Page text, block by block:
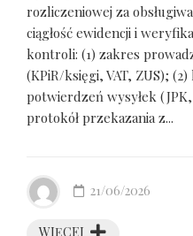
rozliczeniowej za
ciągłość ewidencji i
kontroli: (1) zakres
(KPiR/księgi, VAT, ZUS);
potwierdzeń wysyłek
protokół przekazania z...
WIĘCEJ
21/06/2026